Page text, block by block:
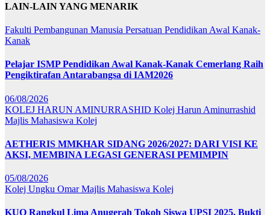
LAIN-LAIN YANG MENARIK
Fakulti Pembangunan Manusia Persatuan Pendidikan Awal Kanak-
Kanak
Pelajar ISMP Pendidikan Awal Kanak-Kanak Cemerlang Raih
Pengiktirafan Antarabangsa di IAM2026
06/08/2026
KOLEJ HARUN AMINURRASHID Kolej Harun Aminurrashid
Majlis Mahasiswa Kolej
AETHERIS MMKHAR SIDANG 2026/2027: DARI VISI KE
AKSI, MEMBINA LEGASI GENERASI PEMIMPIN
05/08/2026
Kolej Ungku OmarMajlis Mahasiswa Kolej
KUO Rangkul Lima Anugerah Tokoh Siswa UPSI 2025, Bukti